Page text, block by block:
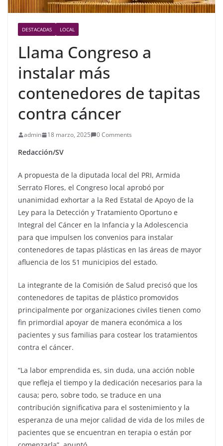
DESTACADAS LOCAL
Llama Congreso a
instalar más
contenedores de tapitas
contra cáncer
admin 18 marzo, 2025 0 Comments
Redacción/SV
A propuesta de la diputada local del PRI, Armida
Serrato Flores, el Congreso local aprobó por
unanimidad exhortar a la Red Estatal de Apoyo de la
Ley para la Detección y Tratamiento Oportuno e
Integral del Cáncer en la Infancia y la Adolescencia
para que impulsen los convenios para instalar
contenedores de tapas plásticas en las áreas de mayor
afluencia de los 51 municipios del estado.
La integrante de la Comisión de Salud precisó que los
contenedores de tapitas de plástico promovidos
principalmente por organizaciones civiles tienen como
fin primordial apoyar de manera económica a los
pacientes y sus familias para costear los tratamientos
contra el cáncer.
“La labor emprendida es, sin duda, una acción noble
que refleja el tiempo y la dedicación necesarios para la
causa; pero, sobre todo, se traduce en una
contribución significativa para el sostenimiento y la
esperanza de una mejor calidad de vida de los miles de
pacientes que se encuentran en terapia o están por